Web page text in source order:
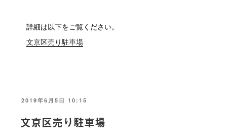
詳細は以下をご覧ください。
文京区売り駐車場
投
2019年6月5日 10:15
文京区売り駐車場